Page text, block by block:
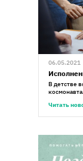
06.05.2021
В детстве
Читать